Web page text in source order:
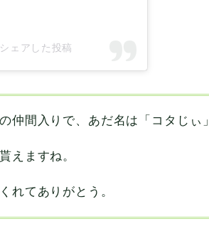
ェアした投稿
仲間入りで、あだ名は「コタじぃ」
えますね。
れてありがとう。